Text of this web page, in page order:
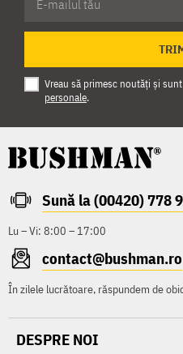
Vreau să primesc noutăți și
personale.
Sună la (00420) 778
Lu – Vi: 8:00 – 17:00
contact@bushman.ro
În zilele lucrătoare, răspundem de
DESPRE NOI